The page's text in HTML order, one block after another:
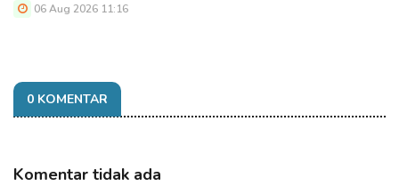
06 Aug 2026 11:16
0 KOMENTAR
Komentar tidak ada